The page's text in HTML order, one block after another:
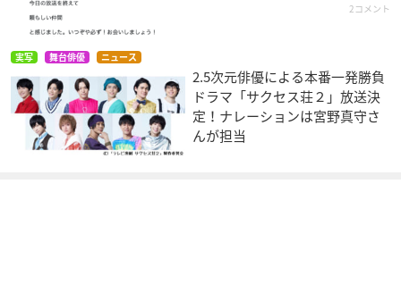
2コメント
実写 舞台俳優 ニュース
2.5次元俳優による本番一発勝負
ドラマ「サクセス荘２」放送決
定！ナレーションは宮野真守さ
んが担当